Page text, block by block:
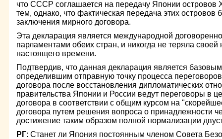
что СССР соглашается на передачу Японии островов
тем, однако, что фактическая передача этих островов
заключения мирного договора.
Эта декларация является международной
парламентами обеих стран, и никогда не теряла
настоящего времени.
Подтвердив, что данная декларация является
определившим отправную точку процесса
договора после восстановления дипломатических
правительства Японии и России ведут переговоры в
договора в соответствии с общим курсом на
договора путем решения вопроса о принадлежности
достижение таким образом полной нормализации
РГ: Станет ли Япония постоянным членом Совета